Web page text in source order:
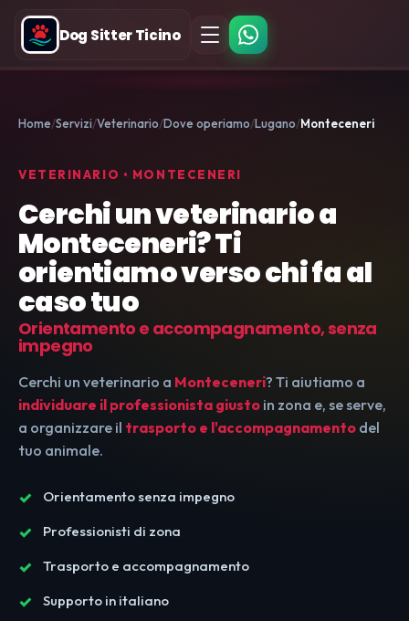
Dog Sitter Ticino
Home Servizi Veterinario Dove operiamo Lugano Monteceneri
VETERINARIO • MONTECENERI
Cerchi un veterinario a
Monteceneri? Ti
orientiamo verso chi fa al
caso tuo
Orientamento e accompagnamento, senza
impegno
Cerchi un veterinario a Monteceneri? Ti aiutiamo a
individuare il professionista giusto in zona e, se serve,
a organizzare il trasporto e l'accompagnamento del
tuo animale.
Orientamento senza impegno
Professionisti di zona
Trasporto e accompagnamento
Supporto in italiano